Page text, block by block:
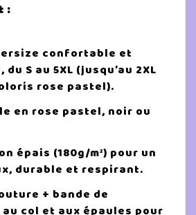
:
confortable et
S au 5XL (jusqu’au 2XL
rose pastel).
en rose pastel, noir ou
épais (180g/m²) pour un
durable et respirant.
+ bande de
col et aux épaules pour